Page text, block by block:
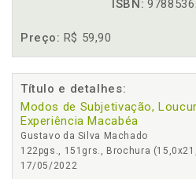
ISBN:
Preço: R$ 59,90
Título e detalhes:
Modos de Subjetivação,
Experiência Macabéa
Gustavo da Silva Machado
122pgs., 151grs., Brochura
17/05/2022